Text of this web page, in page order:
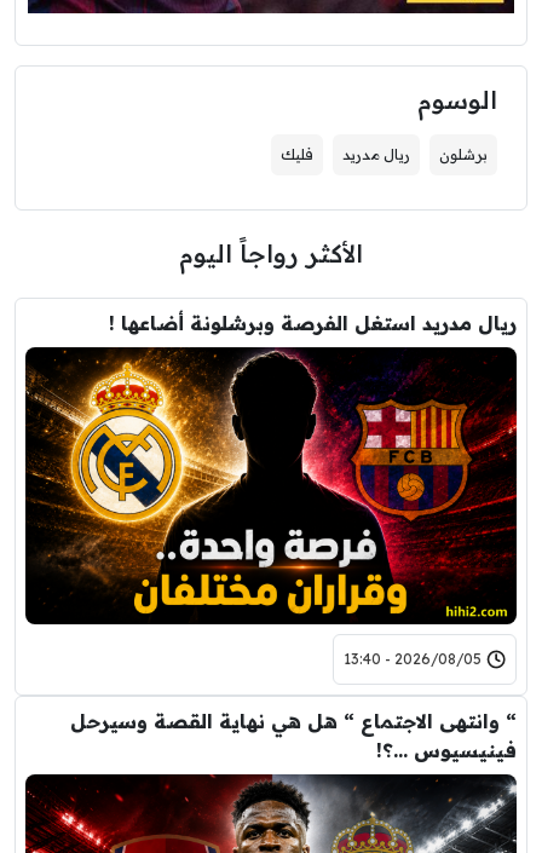
الوسوم
برشلون ريال مدريد فليك
الأكثر رواجاً اليوم
ريال مدريد استغل الفرصة وبرشلونة أضاعها !
2026/08/05 - 13:40
“ وانتهى الاجتماع “ هل هي نهاية القصة وسيرحل
فينيسيوس …؟!